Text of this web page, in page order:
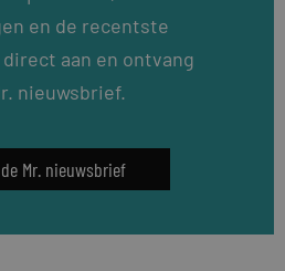
en de recentste
aan en ontvang
nieuwsbrief.
Mr. nieuwsbrief